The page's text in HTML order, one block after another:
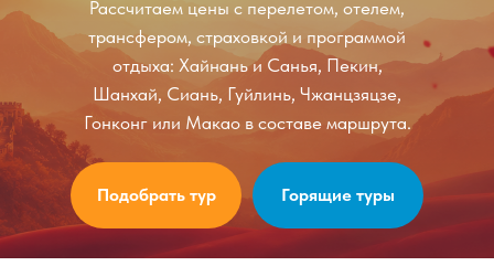
Подобрать тур Горящие туры
Рассчитаем цены с перелетом, отелем,
трансфером, страховкой и программой
отдыха: Хайнань и Санья, Пекин,
Шанхай, Сиань, Гуйлинь, Чжанцзяцзе,
Гонконг или Макао в составе маршрута.